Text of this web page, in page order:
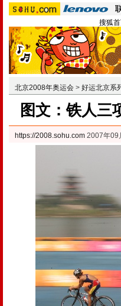
搜狐
北京2008年奥运会 > 好运北京系
图文：铁人三
https://2008.sohu.com 2007年09